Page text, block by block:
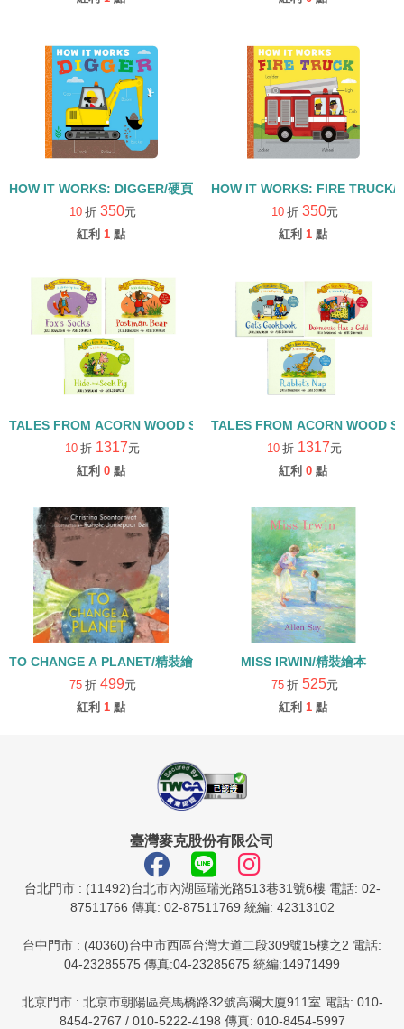
HOW IT WORKS: DIGGER/硬頁書
10 折 350元
紅利 1 點
HOW IT WORKS: FIRE TRUCK/
10 折 350元
紅利 1 點
TALES FROM ACORN WOOD STORY COLLECTION 觀察探索組/
10 折 1317元
紅利 0 點
TALES FROM ACORN WOOD
10 折 1317元
紅利 0 點
TO CHANGE A PLANET/精裝繪本
75 折 499元
紅利 1 點
MISS IRWIN/精裝繪本
75 折 525元
紅利 1 點
臺灣麥克股份有限公司
台北門市 : (11492)台北市內湖區瑞光路513巷31號6樓 電話: 02-
87511766 傳真: 02-87511769 統編: 42313102
台中門市 : (40360)台中市西區台灣大道二段309號15樓之2 電話:
04-23285575 傳真:04-23285675 統編:14971499
北京門市 : 北京市朝陽區亮馬橋路32號高斕大廈911室 電話: 010-
8454-2767 / 010-5222-4198 傳真: 010-8454-5997